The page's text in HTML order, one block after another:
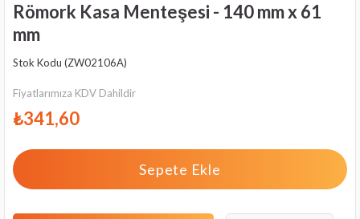
Römork Kasa Menteşesi - 140 mm x 61
mm
Stok Kodu (ZW02106A)
Fiyatlarımıza KDV Dahildir
₺341,60